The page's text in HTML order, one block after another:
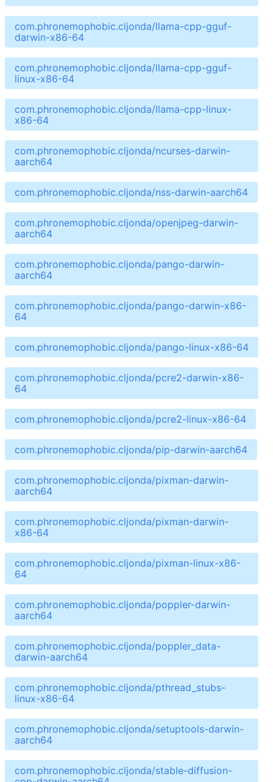
com.phronemophobic.cljonda/llama-cpp-gguf-
darwin-x86-64
com.phronemophobic.cljonda/llama-cpp-gguf-
linux-x86-64
com.phronemophobic.cljonda/llama-cpp-linux-
x86-64
com.phronemophobic.cljonda/ncurses-darwin-
aarch64
com.phronemophobic.cljonda/nss-darwin-aarch64
com.phronemophobic.cljonda/openjpeg-darwin-
aarch64
com.phronemophobic.cljonda/pango-darwin-
aarch64
com.phronemophobic.cljonda/pango-darwin-x86-
64
com.phronemophobic.cljonda/pango-linux-x86-64
com.phronemophobic.cljonda/pcre2-darwin-x86-
64
com.phronemophobic.cljonda/pcre2-linux-x86-64
com.phronemophobic.cljonda/pip-darwin-aarch64
com.phronemophobic.cljonda/pixman-darwin-
aarch64
com.phronemophobic.cljonda/pixman-darwin-
x86-64
com.phronemophobic.cljonda/pixman-linux-x86-
64
com.phronemophobic.cljonda/poppler-darwin-
aarch64
com.phronemophobic.cljonda/poppler_data-
darwin-aarch64
com.phronemophobic.cljonda/pthread_stubs-
linux-x86-64
com.phronemophobic.cljonda/setuptools-darwin-
aarch64
com.phronemophobic.cljonda/stable-diffusion-